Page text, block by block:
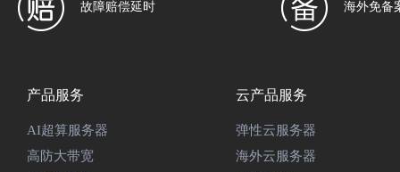
故障赔偿延时 海外免备
产品服务
AI超算服务器
高防大带宽
云产品服务
弹性云服务器
海外云服务器